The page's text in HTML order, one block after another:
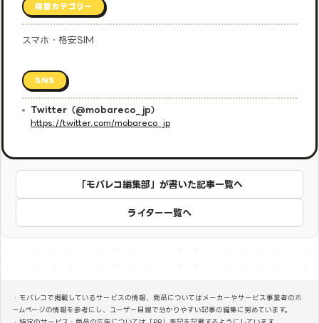
得意カテゴリー
スマホ・格安SIM
SNS
Twitter（@mobareco_jp）
https://twitter.com/mobareco_jp
「モバレコ編集部」が書いた記事一覧へ
ライター一覧へ
・モバレコで掲載しているサービスの情報、商品についてはメーカーやサービス事業者のホ
ームページの情報を参考にし、ユーザー目線で分かりやすい記事の編集に努めています。